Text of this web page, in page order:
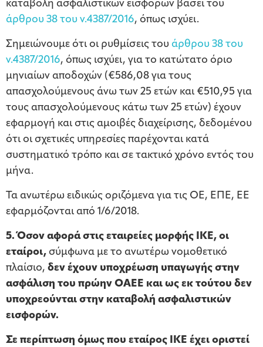
καταβολή ασφαλιστικών εισφορών βάσει του
άρθρου 38 του ν.4387/2016, όπως ισχύει.
Σημειώνουμε ότι οι ρυθμίσεις του άρθρου 38 του
ν.4387/2016, όπως ισχύει, για το κατώτατο όριο
μηνιαίων αποδοχών (€586,08 για τους
απασχολούμενους άνω των 25 ετών και €510,95 για
τους απασχολούμενους κάτω των 25 ετών) έχουν
εφαρμογή και στις αμοιβές διαχείρισης, δεδομένου
ότι οι σχετικές υπηρεσίες παρέχονται κατά
συστηματικό τρόπο και σε τακτικό χρόνο εντός του
μήνα.
Τα ανωτέρω ειδικώς οριζόμενα για τις ΟΕ, ΕΠΕ, ΕΕ
εφαρμόζονται από 1/6/2018.
5. Όσον αφορά στις εταιρείες μορφής ΙΚΕ, οι
εταίροι, σύμφωνα με το ανωτέρω νομοθετικό
πλαίσιο, δεν έχουν υποχρέωση υπαγωγής στην
ασφάλιση του πρώην ΟΑΕΕ και ως εκ τούτου δεν
υποχρεούνται στην καταβολή ασφαλιστικών
εισφορών.
Σε περίπτωση όμως που εταίρος ΙΚΕ έχει οριστεί